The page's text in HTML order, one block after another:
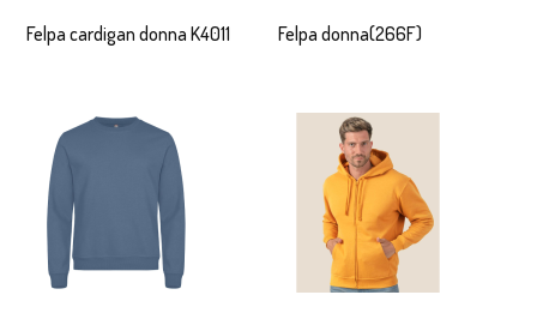
Felpa cardigan donna K4011 Felpa donna(266F)